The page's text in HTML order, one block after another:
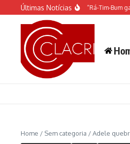
Ir para o conteúdo
Últimas Notícias
O espetáculo do Castelo “Rá-Tim-Bum ganha
Home / Sem categoria /Adele